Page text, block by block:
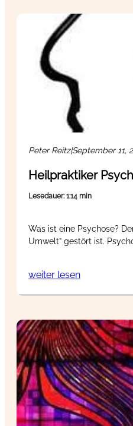
Peter Reitz|September 11,
Heilpraktiker
Lesedauer: 1:14 min
Was ist eine Psychose?
Umwelt” gestört ist.
weiter lesen